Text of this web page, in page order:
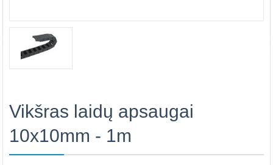
Vikšras laidų apsaugai
10x10mm - 1m